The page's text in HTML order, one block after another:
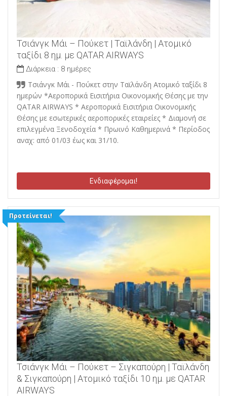
Τσιάνγκ Μάι – Πούκετ | Ταϊλάνδη | Ατομικό
ταξίδι 8 ημ. με QATAR AIRWAYS
Διάρκεια : 8 ημέρες
Τσιάνγκ Μάι - Πούκετ στην Ταϊλάνδη Ατομικό ταξίδι 8
ημερών *Αεροπορικά Εισιτήρια Οικονομικής Θέσης με την
QATAR AIRWAYS * Αεροπορικά Εισιτήρια Οικονομικής
Θέσης με εσωτερικές αεροπορικές εταιρείες * Διαμονή σε
επιλεγμένα Ξενοδοχεία * Πρωινό Καθημερινά * Περίοδος
αναχ: από 01/03 έως και 31/10.
Ενδιαφέρομαι!
Προτείνεται!
Τσιάνγκ Μάι – Πούκετ – Σιγκαπούρη | Ταϊλάνδη
& Σιγκαπούρη | Ατομικό ταξίδι 10 ημ. με QATAR
AIRWAYS